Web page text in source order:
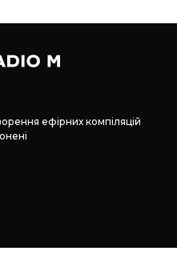
ефірних компіляцій